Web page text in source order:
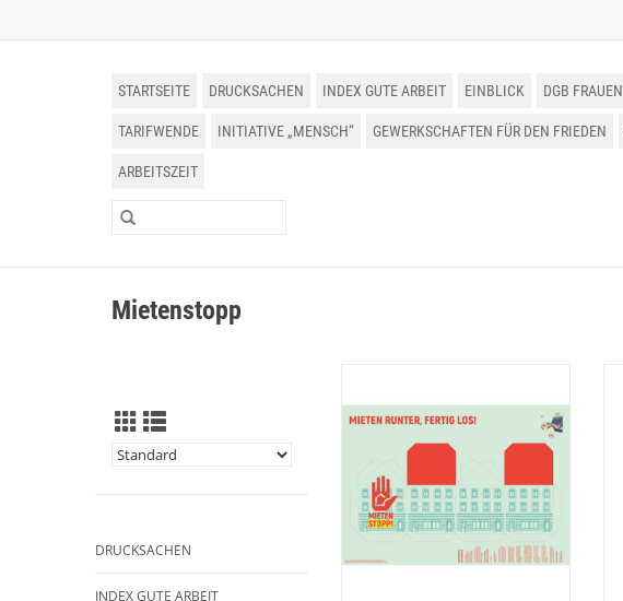
STARTSEITE DRUCKSACHEN INDEX GUTE ARBEIT EINBLICK DGB FRAUEN
TARIFWENDE INITIATIVE „MENSCH“ GEWERKSCHAFTEN FÜR DEN FRIEDEN
ARBEITSZEIT
Mietenstopp
DRUCKSACHEN
INDEX GUTE ARBEIT
ZUM WARENKORB HINZUFÜGEN